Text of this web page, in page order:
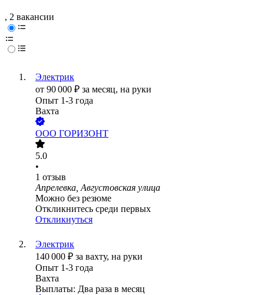
, 2 вакансии
Электрик
от 90 000 ₽ за месяц, на руки
Опыт 1-3 года
Вахта
ООО ГОРИЗОНТ
5.0
•
1 отзыв
Апрелевка, Августовская улица
Можно без резюме
Откликнитесь среди первых
Откликнуться
Электрик
140 000 ₽ за вахту, на руки
Опыт 1-3 года
Вахта
Выплаты: Два раза в месяц